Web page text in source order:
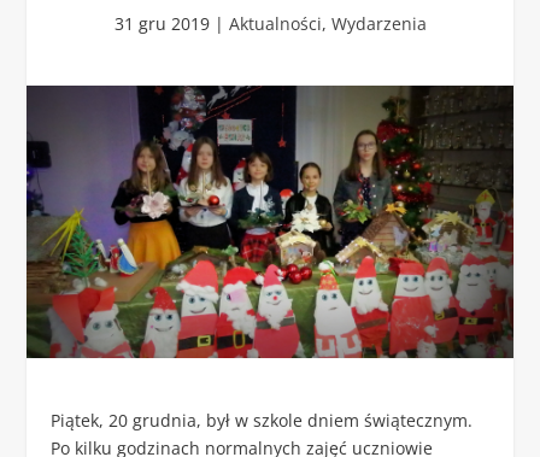
31 gru 2019| Aktualności, Wydarzenia
Piątek, 20 grudnia, był w szkole dniem świątecznym.
Po kilku godzinach normalnych zajęć uczniowie